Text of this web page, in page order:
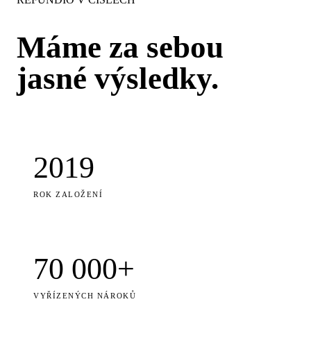
Máme za sebou
jasné výsledky.
2019
ROK ZALOŽENÍ
70 000+
VYŘÍZENÝCH NÁROKŮ